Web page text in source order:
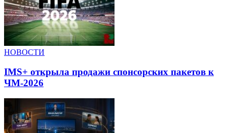
НОВОСТИ
IMS+ открыла продажи спонсорских пакетов к
ЧМ-2026